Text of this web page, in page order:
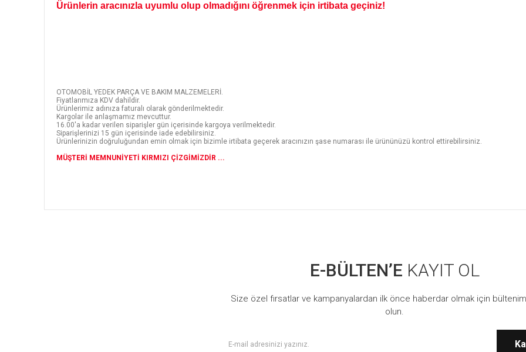
Ürünlerin aracınızla uyumlu olup olmadığını öğrenmek için irtibata geçiniz!
OTOMOBİL YEDEK PARÇA VE BAKIM MALZEMELERİ.
Fiyatlarımıza KDV dahildir.
Ürünlerimiz adınıza faturalı olarak gönderilmektedir.
Kargolar ile anlaşmamız mevcuttur.
16.00'a kadar verilen siparişler gün içerisinde kargoya verilmektedir.
Siparişlerinizi 15 gün içerisinde iade edebilirsiniz.
Ürünlerinizin doğruluğundan emin olmak için bizimle irtibata geçerek aracınızın şase numarası ile ürününüzü kontrol ettirebilirsiniz.
MÜŞTERİ MEMNUNİYETİ KIRMIZI ÇİZGİMİZDİR ...
Yorum Yaz
Bu ürünün fiyat bilgisi, resim, ürün açıklamalarında ve diğer konularda yetersiz gördüğünüz noktaları öneri formunu kullanarak tarafımıza
E-BÜLTEN’E KAYIT OL
Size özel fırsatlar ve kampanyalardan ilk önce haberdar olmak için
olun.